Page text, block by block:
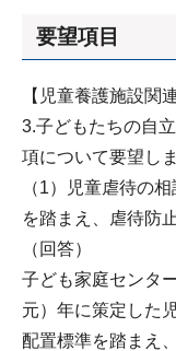
要望項目
【児童養護施設関
3.子どもたちの自
項について要望しま
（1）児童虐待の
を踏まえ、虐待防
（回答）
子ども家庭センタ
元）年に策定した
配置標準を踏まえ